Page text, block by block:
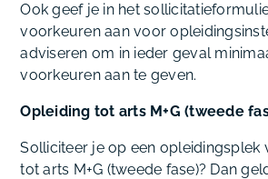
Ook geef je in het
voorkeuren aan voor
adviseren om in ieder geval
voorkeuren aan te geven.
Opleiding tot arts M+G (tweede
Solliciteer je op een opleidingsplek
tot arts M+G (tweede fase)? Dan